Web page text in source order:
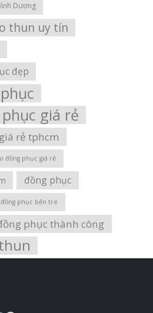
Dương
thun uy tín
đẹp
giá rẻ
rẻ tphcm
đồng phục giá rẻ
đồng phục
đồng phục bến tre
phục thành công